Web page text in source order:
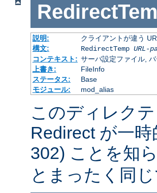
説明:
クライアントが違う
構文:
RedirectTemp URL-
コンテキスト: サーバ設定ファイル,
上書き:
FileInfo
ステータス:
Base
モジュール:
mod_alias
このディレク
Redirect が一
302) ことを知
とまったく同じ